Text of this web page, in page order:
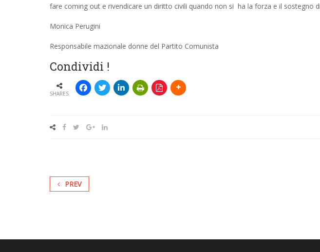
fare coming out e rivendicare un diritto civili quando non si ha la forza e il sostegno
Monica Perugini
Responsabile mazionale donne del Partito Comunista
Condividi !
SHARES
PREV